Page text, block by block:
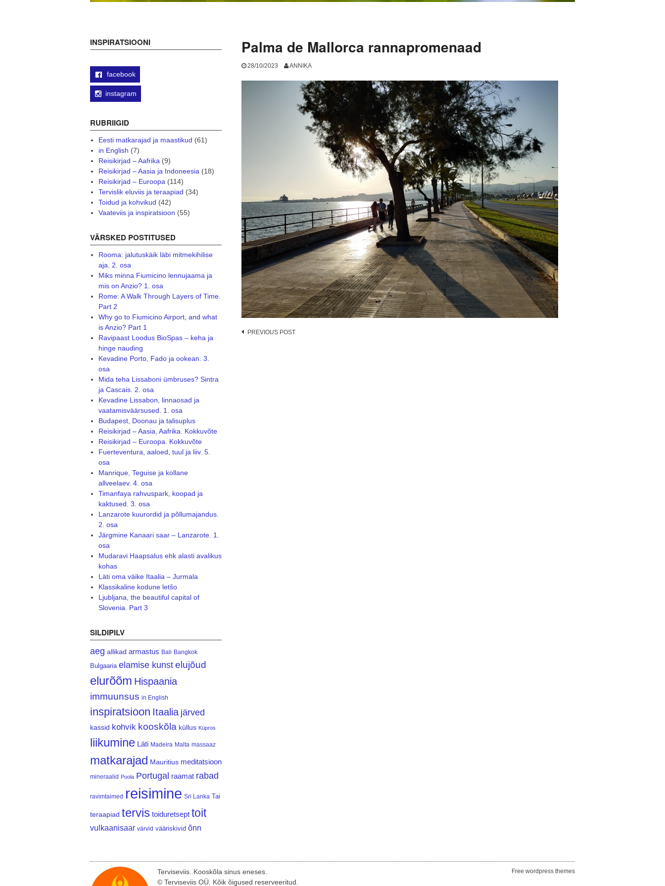
Palma de Mallorca rannapromenaad
28/10/2023 ANNIKA
Post
PREVIOUS POST
INSPIRATSIOONI
facebook
instagram
RUBRIIGID
Eesti matkarajad ja maastikud (61)
in English (7)
Reisikirjad – Aafrika(9)
Reisikirjad – Aasia ja Indoneesia(18)
Reisikirjad – Euroopa(114)
Tervislik eluviis ja teraapiad (34)
Toidud ja kohvikud (42)
Vaateviis ja inspiratsioon (55)
VÄRSKED POSTITUSED
Rooma: jalutuskäik läbi mitmekihilise
aja. 2. osa
Miks minna Fiumicino lennujaama ja
mis on Anzio? 1. osa
Rome: A Walk Through Layers of Time.
Part 2
Why go to Fiumicino Airport, and what
is Anzio? Part 1
Ravipaast Loodus BioSpas – keha ja
hinge nauding
Kevadine Porto, Fado ja ookean. 3.
osa
Mida teha Lissaboni ümbruses? Sintra
ja Cascais. 2. osa
Kevadine Lissabon, linnaosad ja
vaatamisväärsused. 1. osa
Budapest, Doonau ja talisuplus
Reisikirjad – Aasia, Aafrika. Kokkuvõte
Reisikirjad – Euroopa. Kokkuvõte
Fuerteventura, aaloed, tuul ja liiv. 5.
osa
Manrique, Teguise ja kollane
allveelaev. 4. osa
Timanfaya rahvuspark, koopad ja
kaktused. 3. osa
Lanzarote kuurordid ja põllumajandus.
2. osa
Järgmine Kanaari saar – Lanzarote. 1.
osa
Mudaravi Haapsalus ehk alasti avalikus
kohas
Läti oma väike Itaalia – Jurmala
Klassikaline kodune letšo
Ljubljana, the beautiful capital of
Slovenia. Part 3
SILDIPILV
aeg allikad armastus Bali Bangkok
Bulgaaria elamise kunst elujõud
elurõõm Hispaania
immuunsus in English
inspiratsioon Itaalia järved
kassid kohvik kooskõla küllus Küpros
liikumine Läti Madeira Malta massaaz
matkarajad Mauritius meditatsioon
mineraalid Poola Portugal raamat rabad
ravimtaimed reisimine Sri Lanka Tai
teraapiad tervis toiduretsept toit
vulkaanisaar värvid vääriskivid õnn
Terviseviis. Kooskõla sinus eneses.
© Terviseviis OÜ. Kõik õigused reserveeritud.
Free wordpress themes